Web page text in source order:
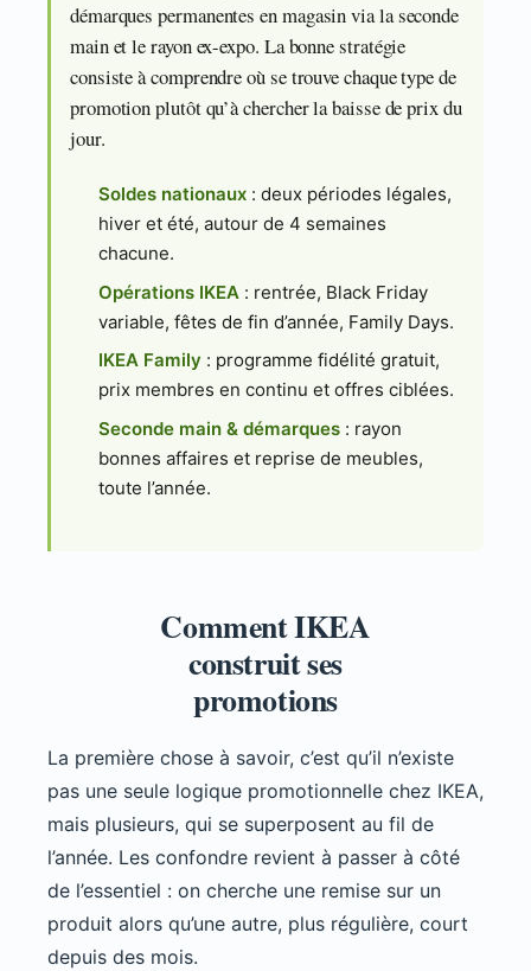
démarques permanentes en magasin via la seconde
main et le rayon ex-expo. La bonne stratégie
consiste à comprendre où se trouve chaque type de
promotion plutôt qu’à chercher la baisse de prix du
jour.
Soldes nationaux : deux périodes légales,
hiver et été, autour de 4 semaines
chacune.
Opérations IKEA : rentrée, Black Friday
variable, fêtes de fin d’année, Family Days.
IKEA Family : programme fidélité gratuit,
prix membres en continu et offres ciblées.
Seconde main & démarques : rayon
bonnes affaires et reprise de meubles,
toute l’année.
Comment IKEA
construit ses
promotions
La première chose à savoir, c’est qu’il n’existe
pas une seule logique promotionnelle chez IKEA,
mais plusieurs, qui se superposent au fil de
l’année. Les confondre revient à passer à côté
de l’essentiel : on cherche une remise sur un
produit alors qu’une autre, plus régulière, court
depuis des mois.